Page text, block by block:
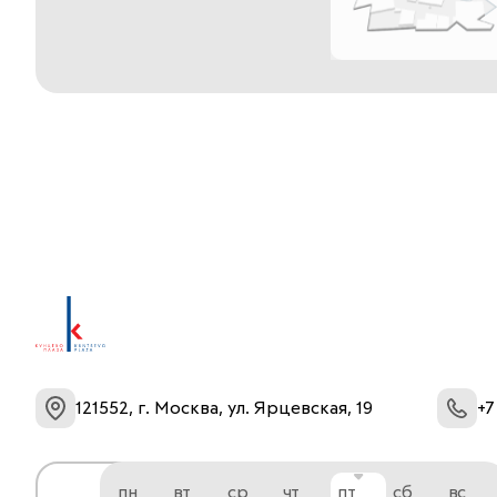
121552, г. Москва, ул. Ярцевская, 19
пн вт ср чт пт сб вс